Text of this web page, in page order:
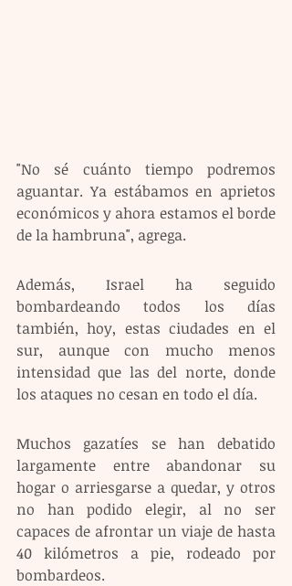
"No sé cuánto tiempo podremos
aguantar. Ya estábamos en aprietos
económicos y ahora estamos el borde
de la hambruna", agrega.
Además, Israel ha seguido
bombardeando todos los días
también, hoy, estas ciudades en el
sur, aunque con mucho menos
intensidad que las del norte, donde
los ataques no cesan en todo el día.
Muchos gazatíes se han debatido
largamente entre abandonar su
hogar o arriesgarse a quedar, y otros
no han podido elegir, al no ser
capaces de afrontar un viaje de hasta
40 kilómetros a pie, rodeado por
bombardeos.